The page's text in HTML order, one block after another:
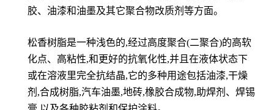
胶、油漆和油墨及其它聚合物改质剂等方面。
松香树脂是一种浅色的,经过高度聚合(二聚合)的高软
化点、高粘性,和更好的抗氧化性,并且在液体状态下
或在溶液里完全抗结晶,它的多种用途包括油漆,干燥
剂,合成树脂,汽车油墨,地砖,橡胶合成物,助焊剂、焊锡